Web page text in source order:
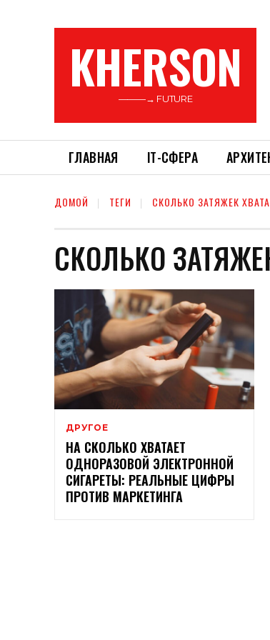
KHERSON
———→ FUTURE
ГЛАВНАЯ ІТ-СФЕРА
ДОМОЙ ТЕГИ СКОЛЬКО ЗАТЯЖЕК
СКОЛЬКО
ДРУГОЕ
НА СКОЛЬКО ХВАТАЕТ
ОДНОРАЗОВОЙ ЭЛЕКТРОННОЙ
СИГАРЕТЫ: РЕАЛЬНЫЕ ЦИФРЫ
ПРОТИВ МАРКЕТИНГА